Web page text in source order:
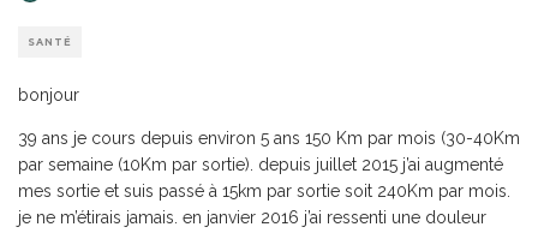
SANTÉ
bonjour
39 ans je cours depuis environ 5 ans 150 Km par mois (30-40Km
par semaine (10Km par sortie). depuis juillet 2015 j’ai augmenté
mes sortie et suis passé à 15km par sortie soit 240Km par mois.
je ne m’étirais jamais. en janvier 2016 j’ai ressenti une douleur